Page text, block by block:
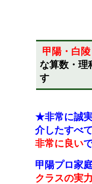
甲陽・白
な算数・理
す
★非常に誠
介したすべ
非常に良い
甲陽プロ家
クラスの実力